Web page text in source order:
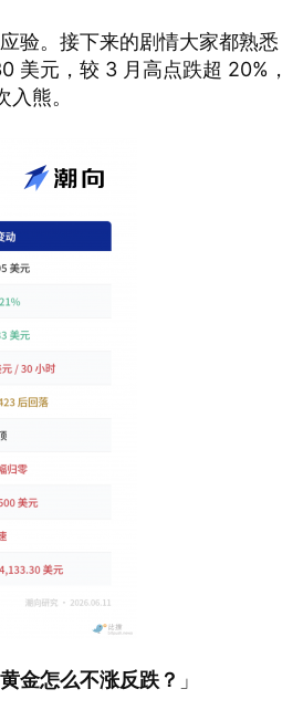
验。接下来的剧情大家都熟悉
美元，较 3 月高点跌超 20%，
熊。
金怎么不涨反跌？ 」